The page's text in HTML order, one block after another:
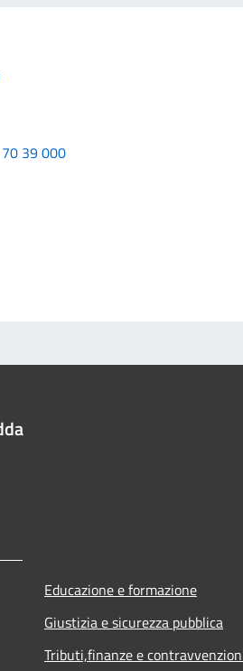
39 000
Educazione e formazione
Giustizia e sicurezza pubblica
Tributi,finanze e